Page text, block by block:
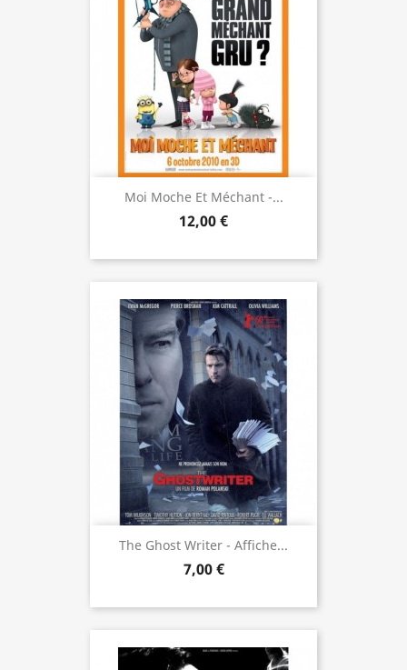
Moi Moche Et Méchant -...
12,00 €
The Ghost Writer - Affiche...
7,00 €